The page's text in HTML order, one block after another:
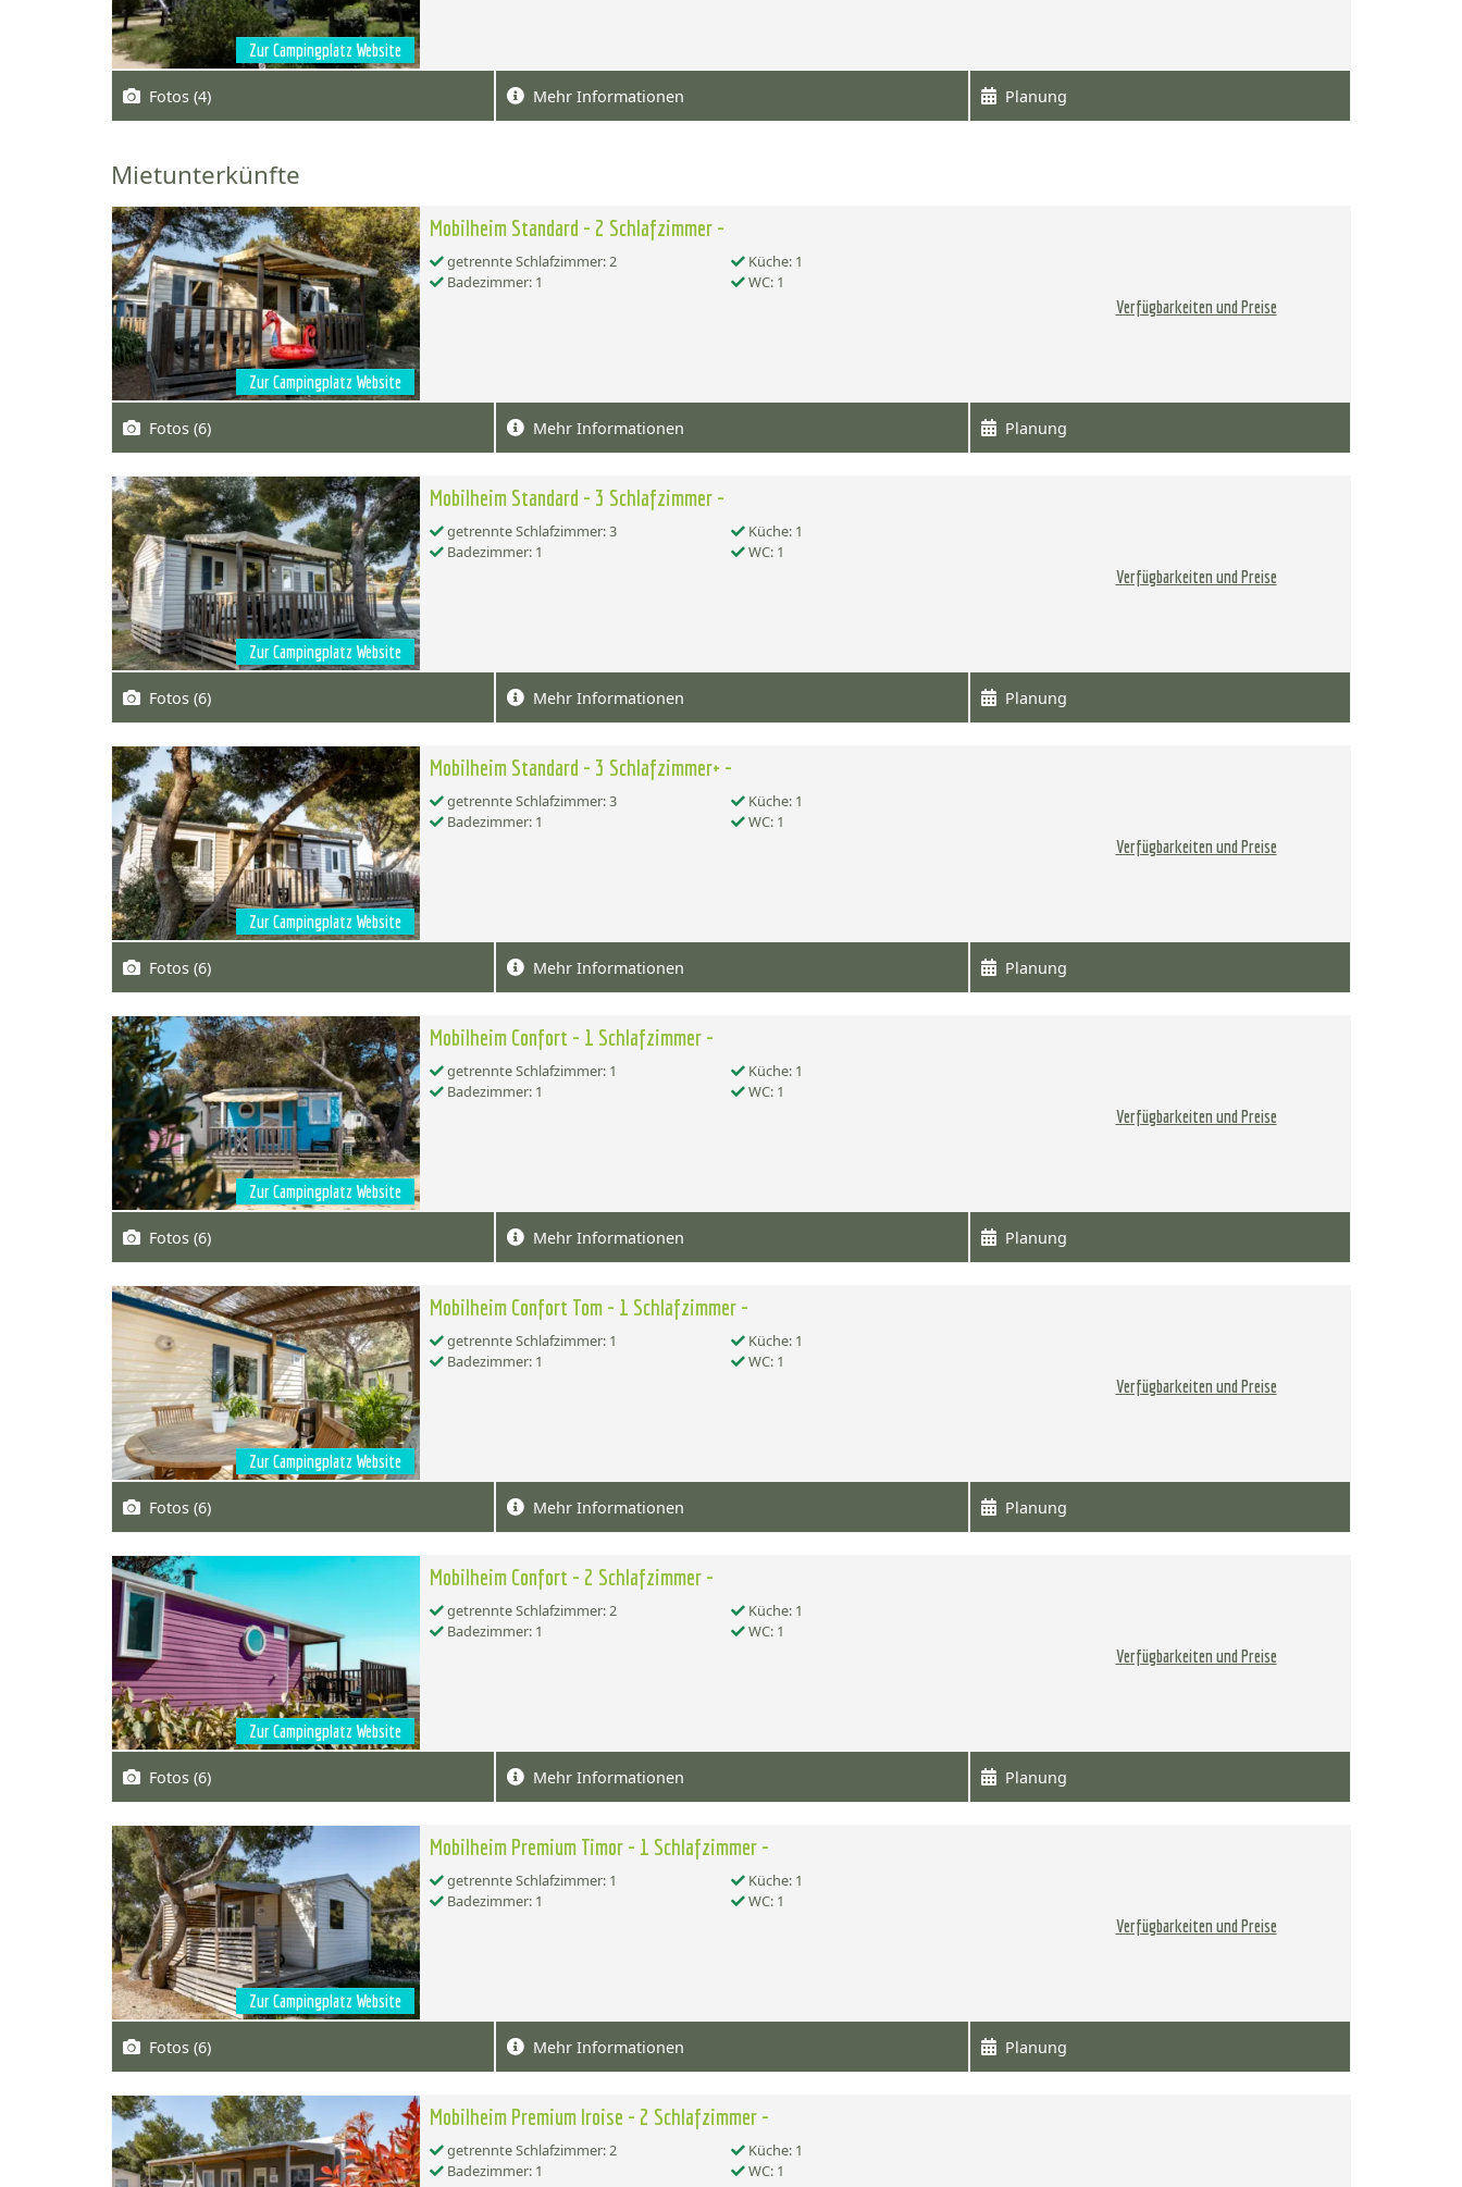
Zur Campingplatz Website
Fotos (4) Mehr Informationen Planung
Mietunterkünfte
Zur Campingplatz Website
Mobilheim Standard - 2 Schlafzimmer -
getrennte Schlafzimmer: 2
Küche: 1
Badezimmer: 1
WC: 1
Verfügbarkeiten und Preise
Fotos (6) Mehr Informationen Planung
Zur Campingplatz Website
Mobilheim Standard - 3 Schlafzimmer -
getrennte Schlafzimmer: 3
Küche: 1
Badezimmer: 1
WC: 1
Verfügbarkeiten und Preise
Fotos (6) Mehr Informationen Planung
Zur Campingplatz Website
Mobilheim Standard - 3 Schlafzimmer+ -
getrennte Schlafzimmer: 3
Küche: 1
Badezimmer: 1
WC: 1
Verfügbarkeiten und Preise
Fotos (6) Mehr Informationen Planung
Zur Campingplatz Website
Mobilheim Confort - 1 Schlafzimmer -
getrennte Schlafzimmer: 1
Küche: 1
Badezimmer: 1
WC: 1
Verfügbarkeiten und Preise
Fotos (6) Mehr Informationen Planung
Zur Campingplatz Website
Mobilheim Confort Tom - 1 Schlafzimmer -
getrennte Schlafzimmer: 1
Küche: 1
Badezimmer: 1
WC: 1
Verfügbarkeiten und Preise
Fotos (6) Mehr Informationen Planung
Zur Campingplatz Website
Mobilheim Confort - 2 Schlafzimmer -
getrennte Schlafzimmer: 2
Küche: 1
Badezimmer: 1
WC: 1
Verfügbarkeiten und Preise
Fotos (6) Mehr Informationen Planung
Zur Campingplatz Website
Mobilheim Premium Timor - 1 Schlafzimmer -
getrennte Schlafzimmer: 1
Küche: 1
Badezimmer: 1
WC: 1
Verfügbarkeiten und Preise
Fotos (6) Mehr Informationen Planung
Mobilheim Premium Iroise - 2 Schlafzimmer -
getrennte Schlafzimmer: 2
Küche: 1
Badezimmer: 1
WC: 1